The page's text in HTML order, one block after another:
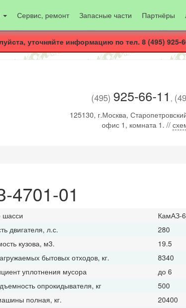
Сервис, ремонт Запасные части Партнёры
уточняйте информацию по тел. 8 (495) 925-
(495) 925-66-11 ,
125130, г.Москва,
офис 1, комната 1. //
4701-01
шасси
КамАЗ-
двигателя, л.с.
280
кузова, м3.
19.5
бытовых отходов, кг.
8340
уплотнения мусора
до 6
опрокидывателя, кг
500
полная, кг.
20400